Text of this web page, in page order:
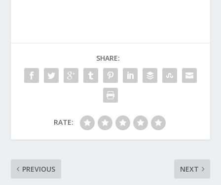
SHARE:
RATE:
PREVIOUS NEXT